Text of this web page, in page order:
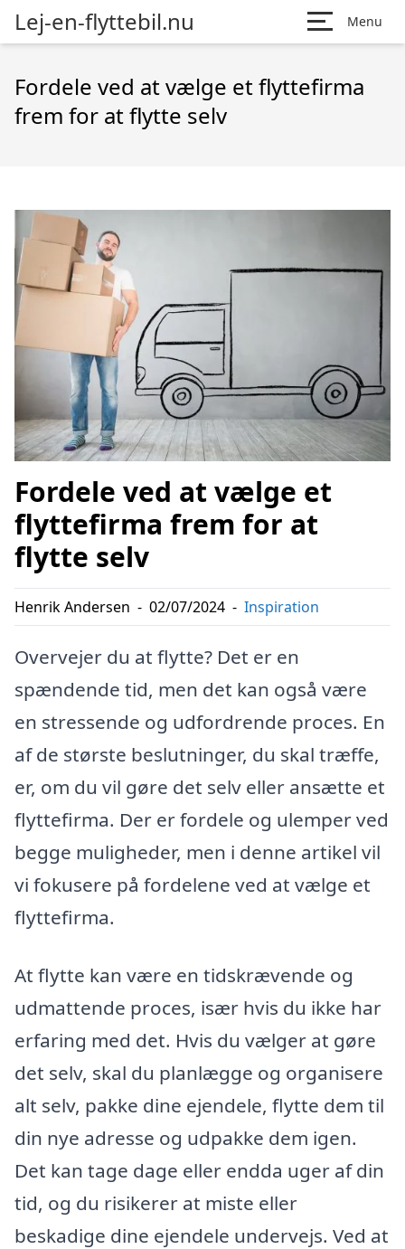
Lej-en-flyttebil.nu Menu
Fordele ved at vælge et flyttefirma
frem for at flytte selv
Fordele ved at vælge et
flyttefirma frem for at
flytte selv
Henrik Andersen - 02/07/2024 - Inspiration
Overvejer du at flytte? Det er en
spændende tid, men det kan også være
en stressende og udfordrende proces. En
af de største beslutninger, du skal træffe,
er, om du vil gøre det selv eller ansætte et
flyttefirma. Der er fordele og ulemper ved
begge muligheder, men i denne artikel vil
vi fokusere på fordelene ved at vælge et
flyttefirma.
At flytte kan være en tidskrævende og
udmattende proces, især hvis du ikke har
erfaring med det. Hvis du vælger at gøre
det selv, skal du planlægge og organisere
alt selv, pakke dine ejendele, flytte dem til
din nye adresse og udpakke dem igen.
Det kan tage dage eller endda uger af din
tid, og du risikerer at miste eller
beskadige dine ejendele undervejs. Ved at